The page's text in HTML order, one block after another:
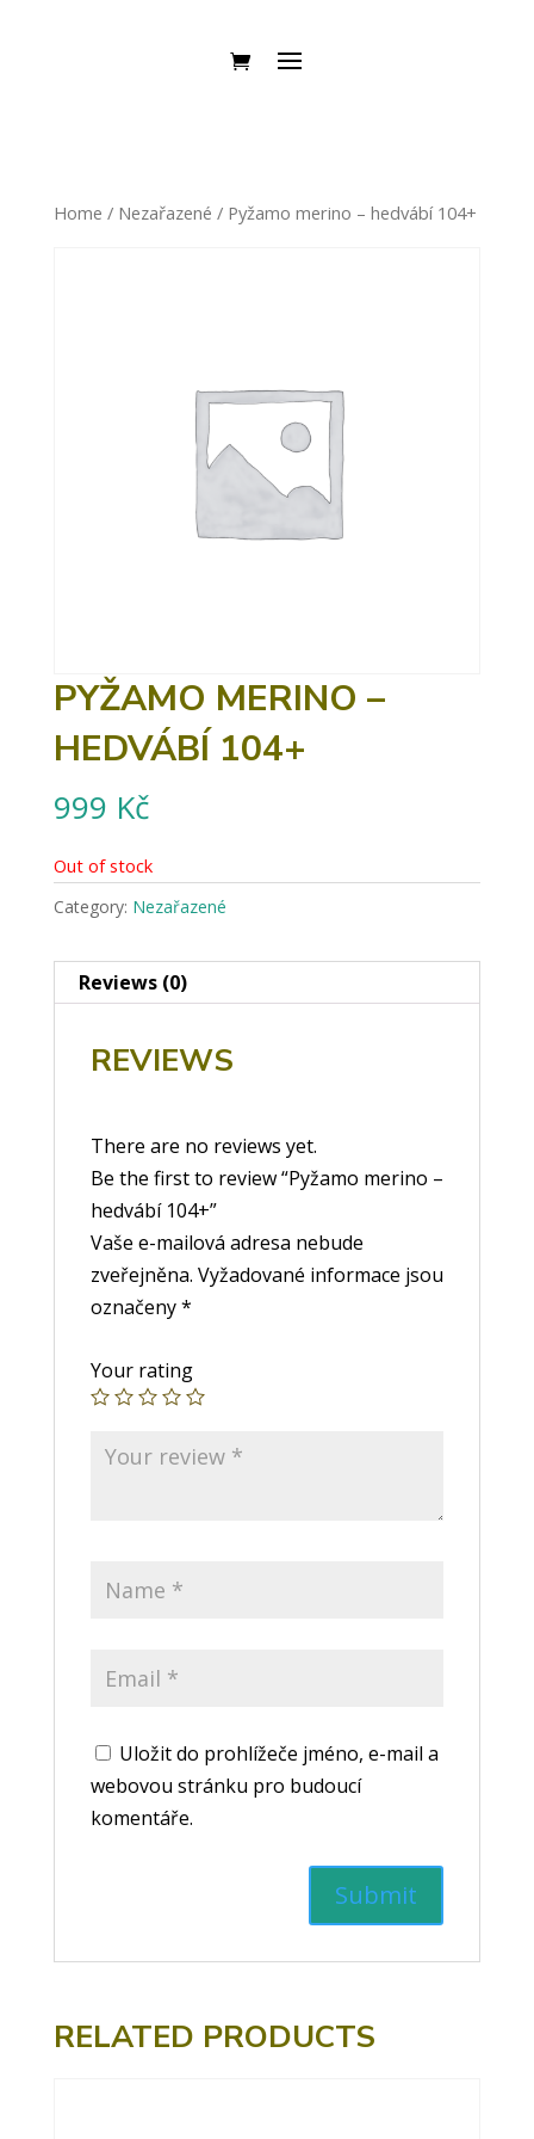
Home / Nezařazené / Pyžamo merino – hedvábí 104+
PYŽAMO MERINO –
HEDVÁBÍ 104+
999 Kč
Out of stock
Category: Nezařazené
Reviews (0)
REVIEWS
There are no reviews yet.
Be the first to review “Pyžamo merino –
hedvábí 104+”
Vaše e-mailová adresa nebude
zveřejněna. Vyžadované informace jsou
označeny*
Your rating
Uložit do prohlížeče jméno, e-mail a
webovou stránku pro budoucí
komentáře.
RELATED PRODUCTS